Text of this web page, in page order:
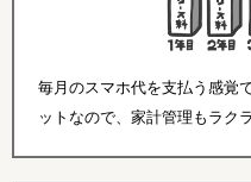
毎月のスマホ代を支払う感覚
ットなので、家計管理もラクラ